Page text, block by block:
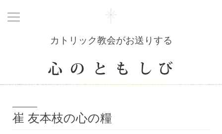
カトリック教会がお送りする
崔 友本枝の心の糧